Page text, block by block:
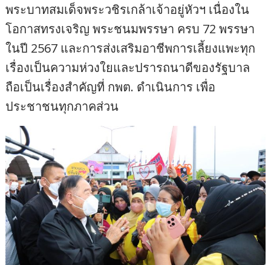
พระบาทสมเด็จพระวชิรเกล้าเจ้าอยู่หัวฯ เนื่องใน
โอกาสทรงเจริญ พระชนมพรรษา ครบ 72 พรรษา
ในปี 2567 และการส่งเสริมอาชีพการเลี้ยงแพะทุก
เรื่องเป็นความห่วงใยและปรารถนาดีของรัฐบาล
ถือเป็นเรื่องสำคัญที่ กพต. ดำเนินการ เพื่อ
ประชาชนทุกภาคส่วน